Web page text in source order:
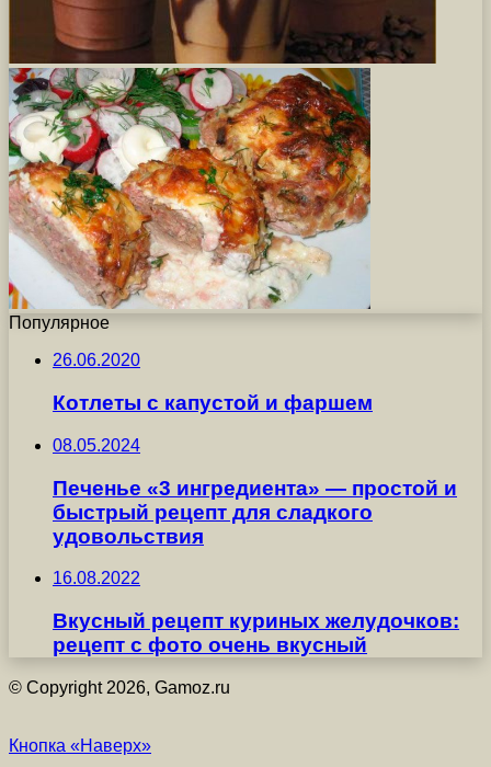
Популярное
26.06.2020
Котлеты с капустой и фаршем
08.05.2024
Печенье «3 ингредиента» — простой и
быстрый рецепт для сладкого
удовольствия
16.08.2022
Вкусный рецепт куриных желудочков:
рецепт с фото очень вкусный
© Copyright 2026, Gamoz.ru
Кнопка «Наверх»